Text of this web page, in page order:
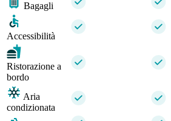
Bagagli
Accessibilità
Ristorazione a
bordo
Aria
condizionata